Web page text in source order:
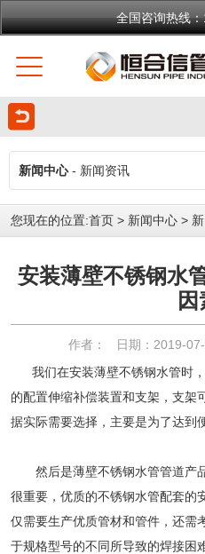
全国咨询热线
新闻中心- 新闻资讯
您现在的位置:首页 > 新闻中心 >
安装薄壁不锈钢水
因
作者： 日期：2019-
我们在安装薄壁不锈钢水管时，
的配置伸缩补偿装置和支架，支架
据实际需要选择，主要是为了达到
然后是薄壁不锈钢水管管道产
很重要，优质的不锈钢水管配套的
仅需要生产优质管材和管件，还需
于规格型号的不同所导致的焊接困